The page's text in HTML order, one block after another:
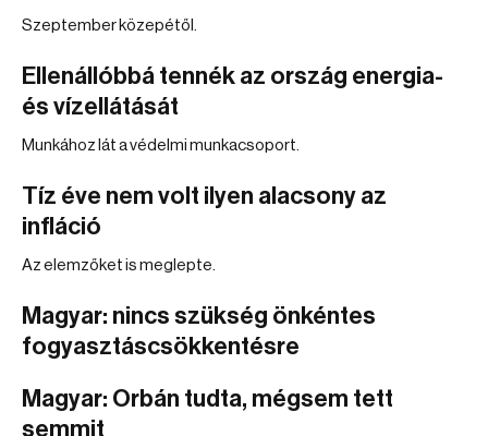
Szeptember közepétől.
Ellenállóbbá tennék az ország energia-
és vízellátását
Munkához lát a védelmi munkacsoport.
Tíz éve nem volt ilyen alacsony az
infláció
Az elemzőket is meglepte.
Magyar: nincs szükség önkéntes
fogyasztáscsökkentésre
Magyar: Orbán tudta, mégsem tett
semmit